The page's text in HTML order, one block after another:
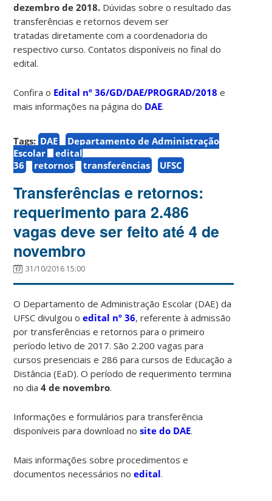
dezembro de 2018. Dúvidas sobre o resultado das
transferências e retornos devem ser
tratadas diretamente com a coordenadoria do
respectivo curso. Contatos disponíveis no final do
edital.
Confira o Edital nº 36/GD/DAE/PROGRAD/2018 e
mais informações na página do DAE.
Tags: DAE
Departamento de Administração
Escolar
edital
36
retornos transferências UFSC
Transferências e retornos:
requerimento para 2.486
vagas deve ser feito até 4 de
novembro
31/10/2016 15:00
O Departamento de Administração Escolar (DAE) da
UFSC divulgou oedital nº 36, referente à admissão
por transferências e retornos para o primeiro
período letivo de 2017. São 2.200 vagas para
cursos presenciais e 286 para cursos de Educação a
Distância (EaD). O período de requerimento termina
no dia4 de novembro.
Informações e formulários para transferência
disponíveis para download nosite do DAE.
Mais informações sobre procedimentos e
documentos necessários noedital.